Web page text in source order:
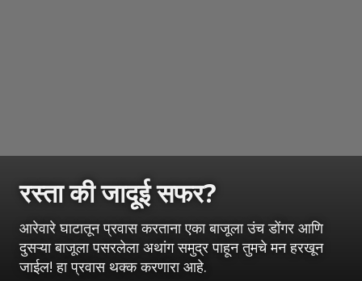
रस्ता की जादूई सफर?
आरेवारे घाटातून प्रवास करताना एका बाजूला उंच डोंगर आणि
दुसऱ्या बाजूला पसरलेला अथांग समुद्र पाहून तुमचे मन हरखून
जाईल! हा प्रवास थक्क करणारा आहे.